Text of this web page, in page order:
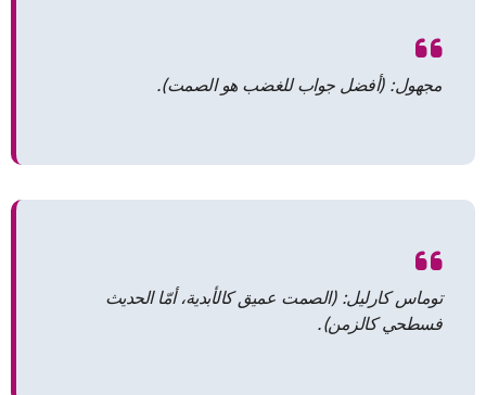
مجهول: (أفضل جواب للغضب هو الصمت).
توماس كارليل: (الصمت عميق كالأبدية، أمّا الحديث
فسطحي كالزمن).